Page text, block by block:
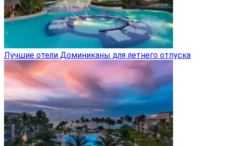
Лучшие отели Доминиканы для летнего отпуска